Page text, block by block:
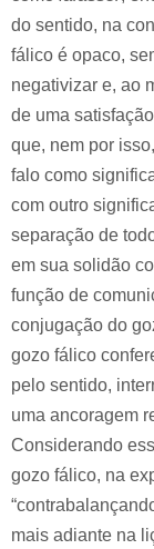
do sentido, na
fálico é opaco,
negativizar e, ao
de uma
que, nem por
falo como
com outro
separação de
em sua solidão
função de
conjugação do
gozo fálico
pelo sentido,
uma ancoragem
Considerando
gozo fálico, na
mais adiante na